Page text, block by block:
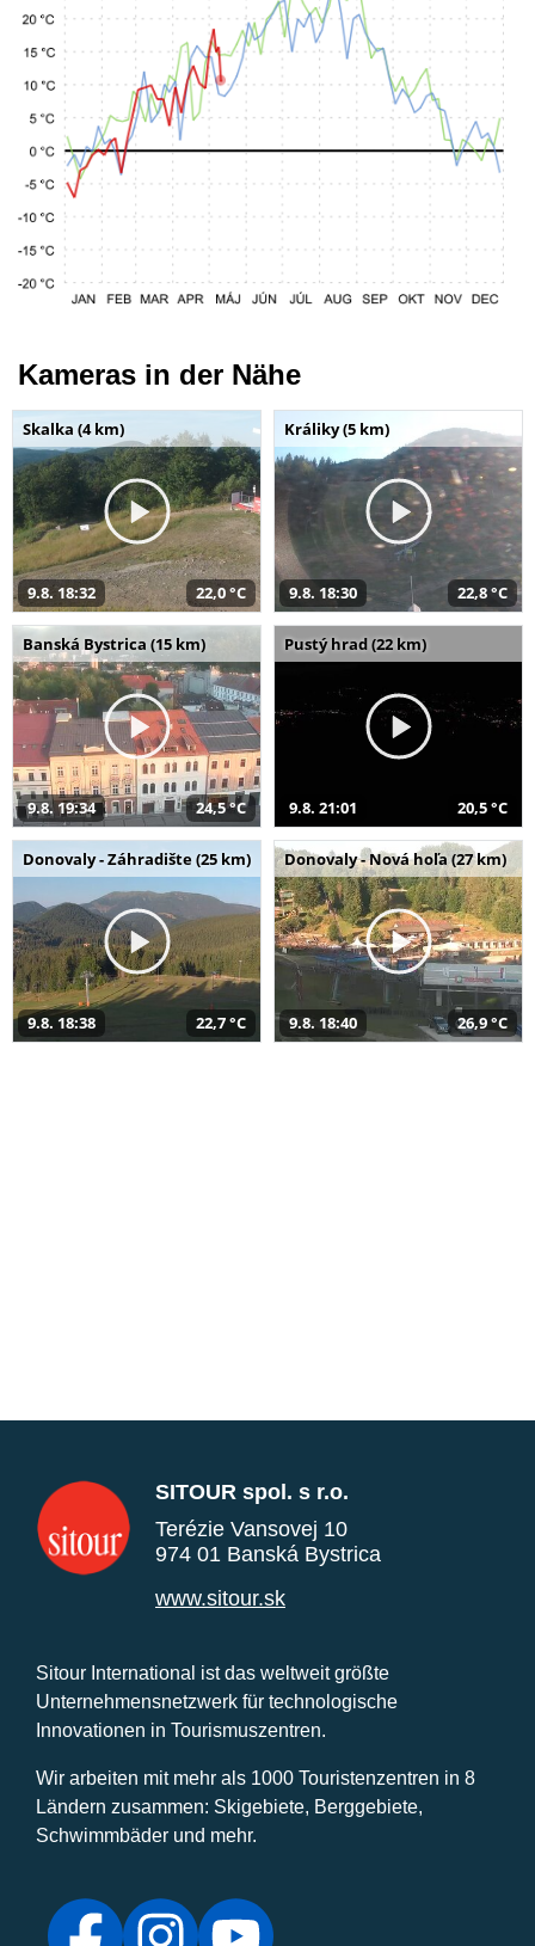
Kameras in der Nähe
Skalka (4 km)
9.8. 18:32 22,0 °C
Králiky (5 km)
9.8. 18:30 22,8 °C
Banská Bystrica (15 km)
9.8. 19:34 24,5 °C
Pustý hrad (22 km)
9.8. 21:01 20,5 °C
Donovaly - Záhradište (25 km)
9.8. 18:38 22,7 °C
Donovaly - Nová hoľa (27 km)
9.8. 18:40 26,9 °C
SITOUR spol. s r.o.
Terézie Vansovej 10
974 01 Banská Bystrica
www.sitour.sk
Sitour International ist das weltweit größte
Unternehmensnetzwerk für technologische
Innovationen in Tourismuszentren.
Wir arbeiten mit mehr als 1000 Touristenzentren in 8
Ländern zusammen: Skigebiete, Berggebiete,
Schwimmbäder und mehr.